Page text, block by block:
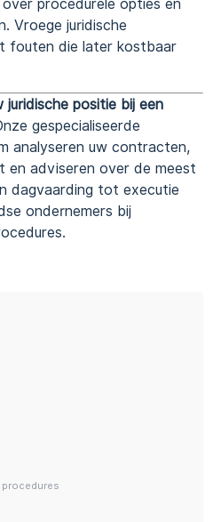
procedurele opties en
Vroege juridische
fouten die later kostbaar
positie bij een
gespecialiseerde
analyseren uw contracten,
en adviseren over de meest
dagvaarding tot executie
ondernemers bij